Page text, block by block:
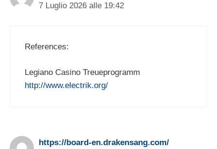
7 Luglio 2026 alle 19:42
References:
Legiano Casino Treueprogramm
http://www.electrik.org/
https://board-en.drakensang.com/